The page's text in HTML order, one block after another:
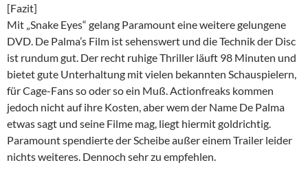
[Fazit]
Mit „Snake Eyes“ gelang Paramount eine weitere gelungene
DVD. De Palma’s Film ist sehenswert und die Technik der Disc
ist rundum gut. Der recht ruhige Thriller läuft 98 Minuten und
bietet gute Unterhaltung mit vielen bekannten Schauspielern,
für Cage-Fans so oder so ein Muß. Actionfreaks kommen
jedoch nicht auf ihre Kosten, aber wem der Name De Palma
etwas sagt und seine Filme mag, liegt hiermit goldrichtig.
Paramount spendierte der Scheibe außer einem Trailer leider
nichts weiteres. Dennoch sehr zu empfehlen.